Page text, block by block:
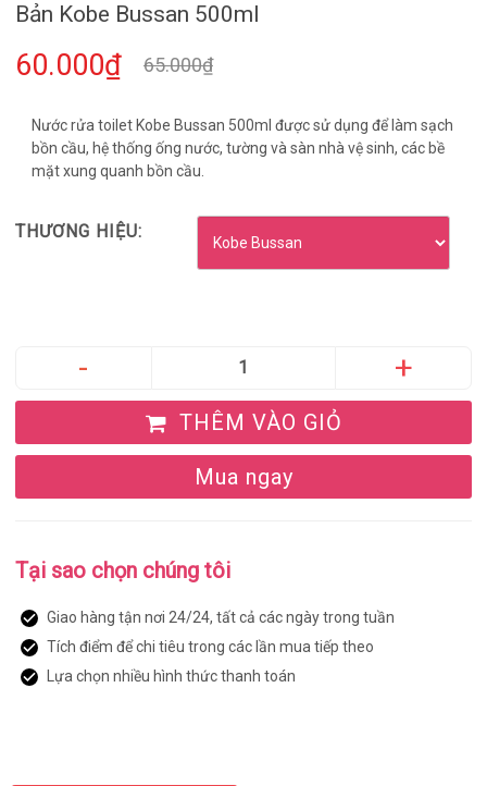
Bản Kobe Bussan 500ml
60.000₫ 65.000₫
Nước rửa toilet Kobe Bussan 500ml được sử dụng để làm sạch
bồn cầu, hệ thống ống nước, tường và sàn nhà vệ sinh, các bề
mặt xung quanh bồn cầu.
THƯƠNG HIỆU:
THÊM VÀO GIỎ
Mua ngay
Tại sao chọn chúng tôi
Giao hàng tận nơi 24/24, tất cả các ngày trong tuần
Tích điểm để chi tiêu trong các lần mua tiếp theo
Lựa chọn nhiều hình thức thanh toán